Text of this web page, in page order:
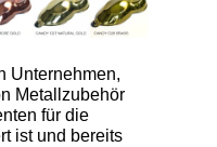
Unternehmen,
Metallzubehör
für die
ist und bereits